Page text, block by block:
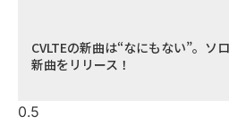
CVLTEの新曲は“なにもない”。ソ
新曲をリリース！